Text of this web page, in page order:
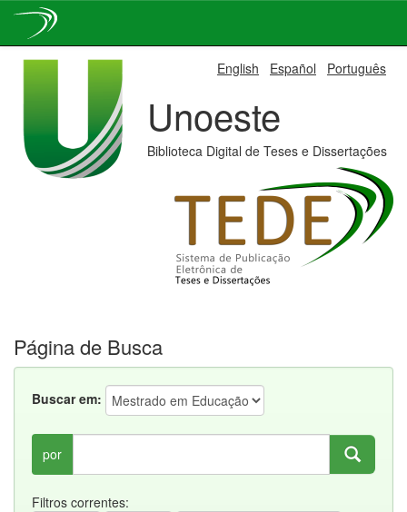
English Español Português
Unoeste
Biblioteca Digital de Teses e Dissertações
Página de Busca
Buscar em:
por
Filtros correntes: